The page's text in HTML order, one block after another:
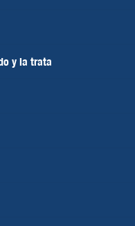
y la trata